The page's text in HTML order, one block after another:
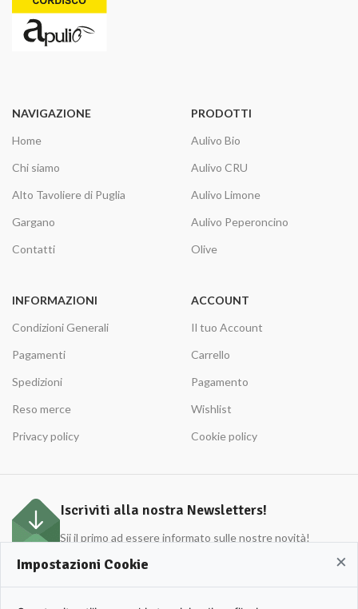
NAVIGAZIONE
Home
Chi siamo
Alto Tavoliere di Puglia
Gargano
Contatti
PRODOTTI
Aulivo Bio
Aulivo CRU
Aulivo Limone
Aulivo Peperoncino
Olive
INFORMAZIONI
Condizioni Generali
Pagamenti
Spedizioni
Reso merce
Privacy policy
ACCOUNT
Il tuo Account
Carrello
Pagamento
Wishlist
Cookie policy
Iscriviti alla nostra Newsletters!
Sii il primo ad essere informato sulle nostre novità!
×
Impostazioni Cookie